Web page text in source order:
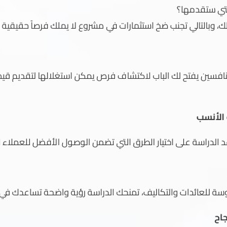
ستقدمها؟
وبالتالي تجنب ضخ استثمارات في مشروع لا يملك فرصاً حقيقية
يفتح لك الباب لاكتشاف فرص يمكن استغلالها
الدراسة على اختيار الطرق التي تضمن الوصول الأفضل
للعائدات والتكاليف، تمنحك الدراسة رؤية واضحة تساعدك